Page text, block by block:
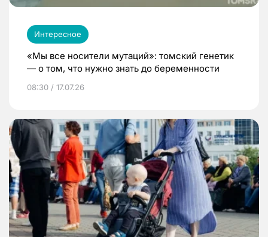
Интересное
«Мы все носители мутаций»: томский генетик
— о том, что нужно знать до беременности
08:30 / 17.07.26